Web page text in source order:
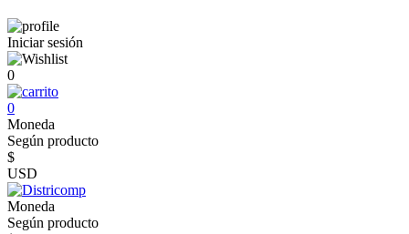
Iniciar sesión
0
0
Moneda
Según producto
$
USD
Moneda
Según producto